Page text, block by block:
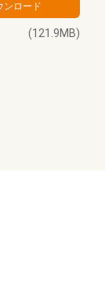
(121.9MB)